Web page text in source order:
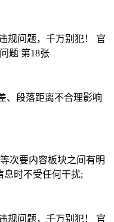
段落距离不合理影响
次要内容板块之间有明
息时不受任何干扰;